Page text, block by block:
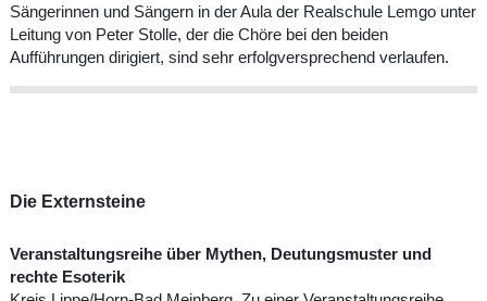
Sängerinnen und Sängern in der Aula der Realschule Lemgo unter
Leitung von Peter Stolle, der die Chöre bei den beiden
Aufführungen dirigiert, sind sehr erfolgversprechend verlaufen.
Die Externsteine
Veranstaltungsreihe über Mythen, Deutungsmuster und
rechte Esoterik